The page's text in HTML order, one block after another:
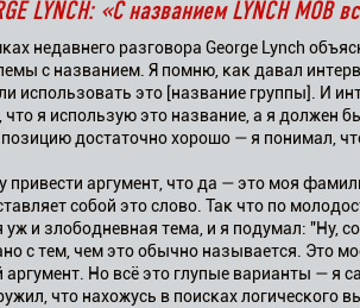
LYNCH: «С названием LYNCH
недавнего разговора George Lynch
с названием. Я помню, как давал
использовать это [название группы]. И
я использую это название, а я должен
достаточно хорошо — я понимал,
привести аргумент, что да — это моя
собой это слово. Так что по
уж и злободневная тема, и я подумал: "Ну,
с тем, чем это обычно называется. Это
аргумент. Но всё это глупые варианты — я
что нахожусь в поисках логического